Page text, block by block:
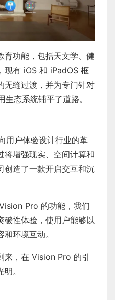
育功能，包括天文学、健
现有 iOS 和 iPadOS 框
无缝过渡，并为专门针对
态系统铺平了道路。
用户体验设计行业的革
将增强现实、空间计算和
创造了一款开启交互和沉
Pro 的功能，我们
破性体验，使用户能够以
环境互动。
来，在 Vision Pro 的引
。